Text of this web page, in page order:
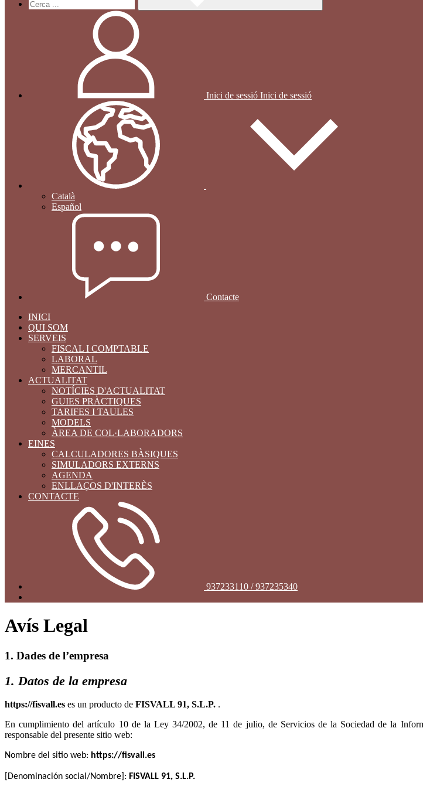
Inici de sessió Inici de sessió
Català
Español
Contacte
INICI
QUI SOM
SERVEIS
FISCAL I COMPTABLE
LABORAL
MERCANTIL
ACTUALITAT
NOTÍCIES D'ACTUALITAT
GUIES PRÀCTIQUES
TARIFES I TAULES
MODELS
ÀREA DE COL·LABORADORS
EINES
CALCULADORES BÀSIQUES
SIMULADORS EXTERNS
AGENDA
ENLLAÇOS D'INTERÈS
CONTACTE
937233110 / 937235340
Avís Legal
1. Dades de l’empresa
1. Datos de la empresa
es un producto de
.
En cumplimiento del artículo 10 de la Ley 34/2002, de 11 de julio, de Servicios de la Sociedad de la
responsable del presente sitio web:
Nombre del sitio web:
[Denominación social/Nombre]: